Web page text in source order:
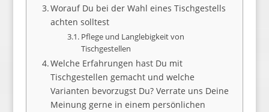
Worauf Du bei der Wahl eines Tischgestells
achten solltest
Pflege und Langlebigkeit von
Tischgestellen
Welche Erfahrungen hast Du mit
Tischgestellen gemacht und welche
Varianten bevorzugst Du? Verrate uns Deine
Meinung gerne in einem persönlichen